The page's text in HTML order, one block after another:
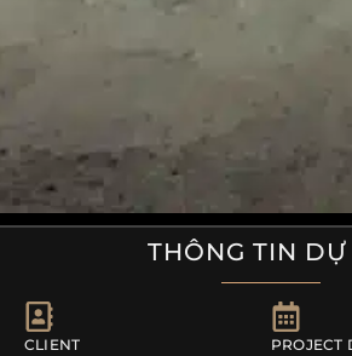
THÔNG TIN DỰ
CLIENT PROJECT